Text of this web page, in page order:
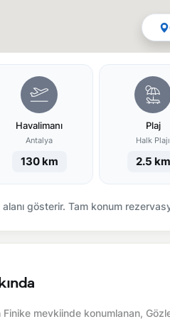
Havalimanı
Antalya
130 km
Plaj
Halk Plajı
2.5 km
gösterir. Tam konum
Finike mevkiinde konumlanan,